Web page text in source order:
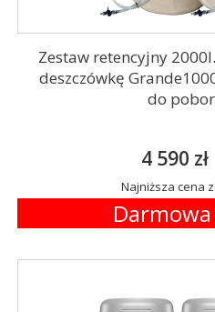
Zestaw retencyjny
deszczówkę
do
4 590 zł
Najniższa cena z